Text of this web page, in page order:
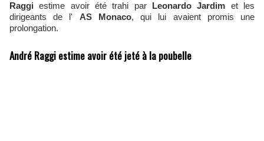
Raggiestime avoir été trahi par Leonardo Jardim et les
dirigeants de l' AS Monaco, qui lui avaient promis une
prolongation.
André Raggi estime avoir été jeté à la poubelle